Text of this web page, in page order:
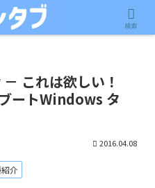
これは欲しい！
ートWindows タ
2016.04.08
介
検索